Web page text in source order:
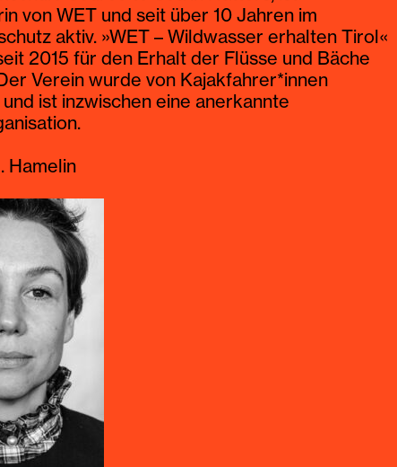
u. a. mit Stan Getz, Mario Pavone oder Kiyoto
hat bereits über 140 Alben veröffentlicht und
Kompositionen geschrieben.
entwickelte der aus New York
Musiker ein besonderes Format: Ausgewählte
Musiker spielt zu zwei Aufnahmen jeweils ein
Dabei geben die beiden zentralen Elemente der
Maciej Markowicz die musikalische
vor: die Brücke als Standpunkt, das
Fluss.
von WET und seit über 10 Jahren im
aktiv. »WET – Wildwasser erhalten Tirol«
2015 für den Erhalt der Flüsse und Bäche
Verein wurde von Kajakfahrer*innen
ist inzwischen eine anerkannte
Hamelin